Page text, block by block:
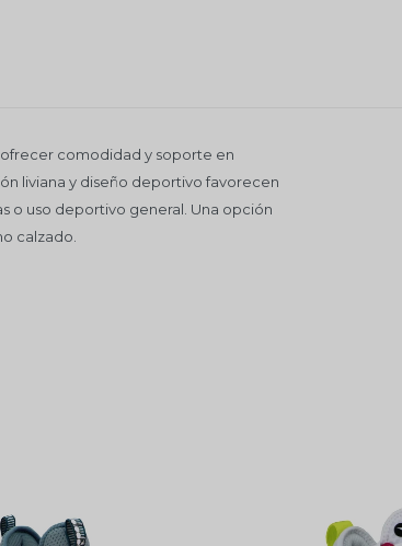
ofrecer comodidad y soporte en
liviana y diseño deportivo favorecen
o uso deportivo general. Una opción
calzado.